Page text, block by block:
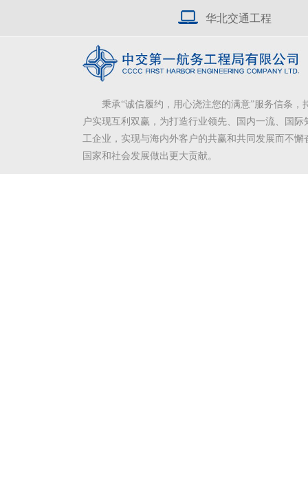
华北交通工程
秉承“诚信履约，用心浇注您的满意”服务信条，
户实现互利双赢，为打造行业领先、国内一流、国际
工企业，实现与海内外客户的共赢和共同发展而不懈
国家和社会发展做出更大贡献。